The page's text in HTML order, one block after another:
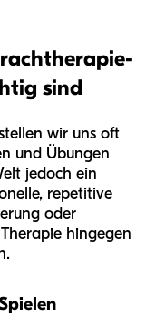
sind
wir uns oft
und Übungen
jedoch ein
repetitive
oder
hingegen